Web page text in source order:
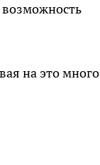
на это много